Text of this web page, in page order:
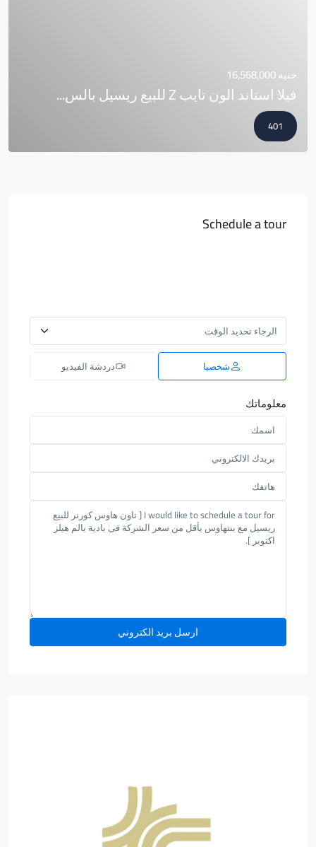
جنيه 16,568,000
فيلا استاند الون تايب Z للبيع ريسيل بالس...
401
Schedule a tour
شخصيا دردشة الفيديو
معلوماتك